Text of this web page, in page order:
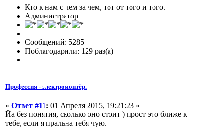
Кто к нам с чем за чем, тот от того и того.
Администратор
Сообщений: 5285
Поблагодарили: 129 раз(а)
Профессия - электромонтёр.
« Ответ #11: 01 Апреля 2015, 19:21:23 »
Йа без понятия, сколько оно стоит ) прост это ближе к
тебе, если я пральна тебя чую.